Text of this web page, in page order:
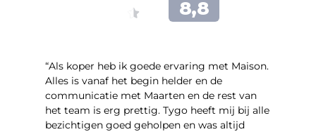
“Als koper heb ik goede ervaring met Maison.
Alles is vanaf het begin helder en de
communicatie met Maarten en de rest van
het team is erg prettig. Tygo heeft mij bij alle
bezichtigen goed geholpen en was altijd